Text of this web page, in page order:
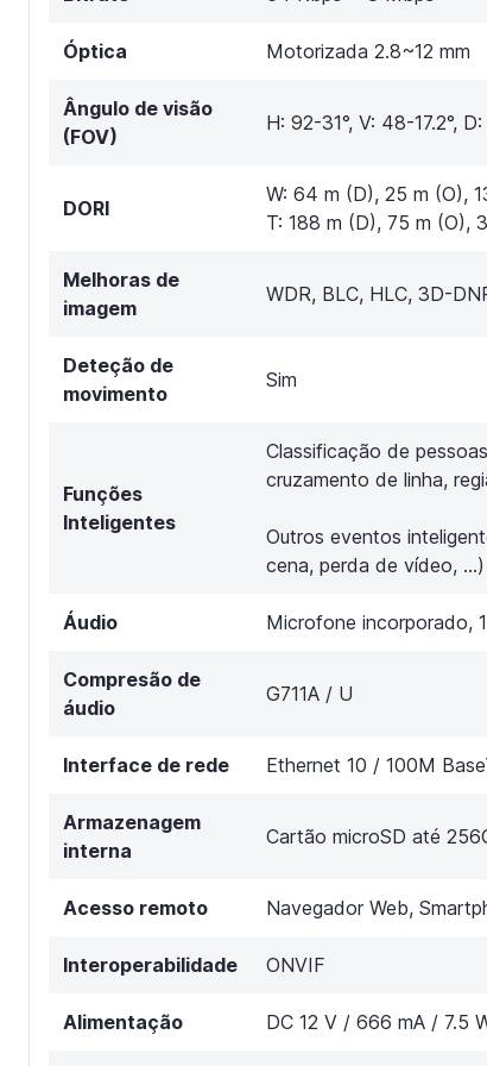
Óptica Motorizada 2.8~12 mm
Ângulo de visão
(FOV)
H: 92-31°, V: 48-17.2°,
DORI
W: 64 m (D), 25 m (O),
T: 188 m (D), 75 m (O),
Melhoras de
imagem
WDR, BLC, HLC, 3D-
Deteção de
movimento
Sim
Funções
Inteligentes
Classificação de
cruzamento de linha,
Outros eventos
cena, perda de vídeo, ...)
Áudio Microfone incorporado,
Compresão de
áudio
G711A / U
Interface de rede Ethernet 10 / 100M
Armazenagem
interna
Cartão microSD até
Acesso remoto Navegador Web,
Interoperabilidade ONVIF
Alimentação DC 12 V / 666 mA / 7.5